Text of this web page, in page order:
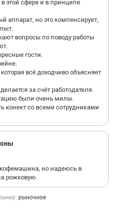
этой сфере и в принципе
аппарат, но это компенсирует,
вопросы по поводу работы
гости.
всё доходчиво объясняет
за счёт работодателя.
были очень милы.
конект со всеми сотрудниками
но надеюсь в
рожковую.
рыночное